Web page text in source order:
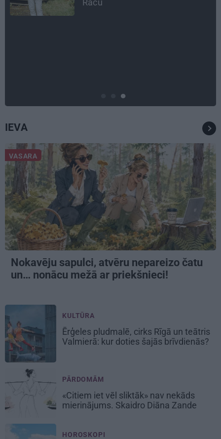
IEVA
VASARA
Nokavēju sapulci, atvēru nepareizo čatu
un… nonācu mežā ar priekšnieci!
KULTŪRA
Ērģeles pludmalē, cirks Rīgā un teātris
Valmierā: kur doties šajās brīvdienās?
PĀRDOMĀM
«Citiem iet vēl sliktāk» nav nekāds
mierinājums. Skaidro Diāna Zande
HOROSKOPI